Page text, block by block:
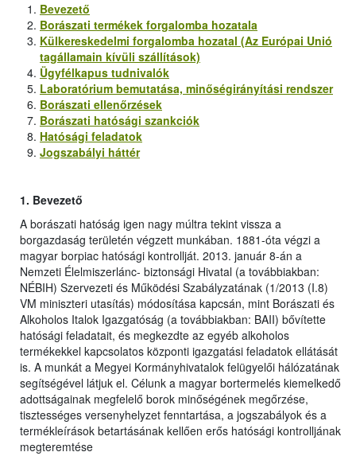
Bevezető
Borászati termékek forgalomba hozatala
Külkereskedelmi forgalomba hozatal (Az Európai Unió
tagállamain kívüli szállítások)
Ügyfélkapus tudnivalók
Laboratórium bemutatása, minőségirányítási rendszer
Borászati ellenőrzések
Borászati hatósági szankciók
Hatósági feladatok
Jogszabályi háttér
1. Bevezető
A borászati hatóság igen nagy múltra tekint vissza a
borgazdaság területén végzett munkában. 1881-óta végzi a
magyar borpiac hatósági kontrollját. 2013. január 8-án a
Nemzeti Élelmiszerlánc- biztonsági Hivatal (a továbbiakban:
NÉBIH) Szervezeti és Működési Szabályzatának (1/2013 (I.8)
VM miniszteri utasítás) módosítása kapcsán, mint Borászati és
Alkoholos Italok Igazgatóság (a továbbiakban: BAII) bővítette
hatósági feladatait, és megkezdte az egyéb alkoholos
termékekkel kapcsolatos központi igazgatási feladatok ellátását
is. A munkát a Megyei Kormányhivatalok felügyelői hálózatának
segítségével látjuk el. Célunk a magyar bortermelés kiemelkedő
adottságainak megfelelő borok minőségének megőrzése,
tisztességes versenyhelyzet fenntartása, a jogszabályok és a
termékleírások betartásának kellően erős hatósági kontrolljának
megteremtése